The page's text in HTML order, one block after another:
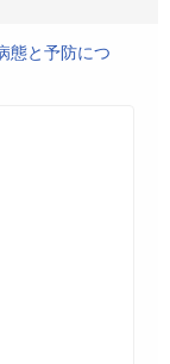
態と予防につ